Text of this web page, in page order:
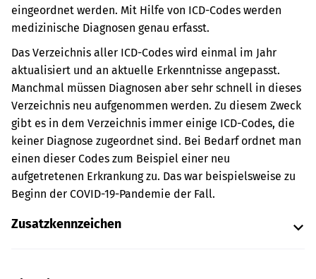
eingeordnet werden. Mit Hilfe von ICD-Codes werden
medizinische Diagnosen genau erfasst.
Das Verzeichnis aller ICD-Codes wird einmal im Jahr
aktualisiert und an aktuelle Erkenntnisse angepasst.
Manchmal müssen Diagnosen aber sehr schnell in dieses
Verzeichnis neu aufgenommen werden. Zu diesem Zweck
gibt es in dem Verzeichnis immer einige ICD-Codes, die
keiner Diagnose zugeordnet sind. Bei Bedarf ordnet man
einen dieser Codes zum Beispiel einer neu
aufgetretenen Erkrankung zu. Das war beispielsweise zu
Beginn der COVID-19-Pandemie der Fall.
Zusatzkennzeichen